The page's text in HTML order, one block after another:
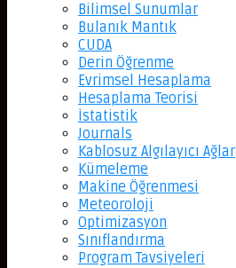
Bilimsel Sunumlar
Bulanık Mantık
CUDA
Derin Öğrenme
Evrimsel Hesaplama
Hesaplama Teorisi
İstatistik
Journals
Kablosuz Algılayıcı Ağlar
Kümeleme
Makine Öğrenmesi
Meteoroloji
Optimizasyon
Sınıflandırma
Program Tavsiyeleri